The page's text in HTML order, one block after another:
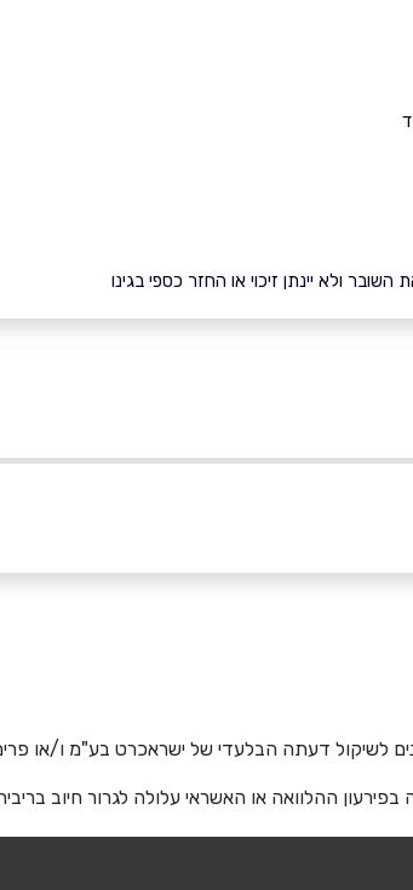
ולא יינתן זיכוי או החזר כספי בגינו
קניון ביג פאשן נצרת
נמל
לשיקול דעתה הבלעדי של ישראכרט בע"מ ו/או
בפירעון ההלוואה או האשראי עלולה לגרור חיוב